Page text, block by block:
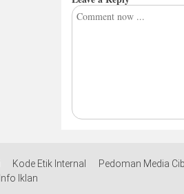
Kode Etik Internal
Pedoman Media
Info Iklan